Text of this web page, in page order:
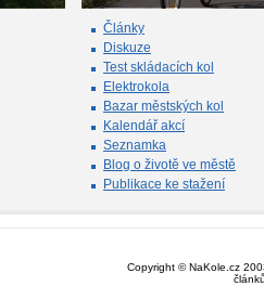
Články
Diskuze
Test skládacích kol
Elektrokola
Bazar městských kol
Kalendář akcí
Seznamka
Blog o životě ve městě
Publikace ke stažení
Copyright © NaKole.cz